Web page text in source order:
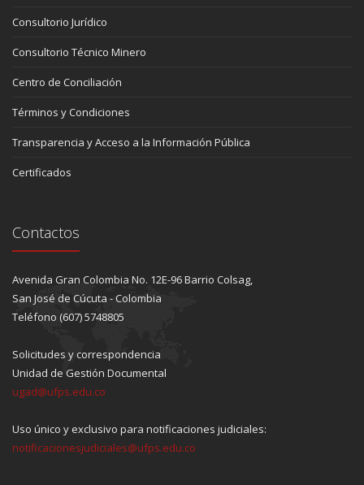
Consultorio Jurídico
Consultorio Técnico Minero
Centro de Conciliación
Términos y Condiciones
Transparencia y Acceso a la Información Pública
Certificados
Contactos
Avenida Gran Colombia No. 12E-96 Barrio Colsag,
San José de Cúcuta - Colombia
Teléfono (607) 5748805
Solicitudes y correspondencia
Unidad de Gestión Documental
ugad@ufps.edu.co
Uso único y exclusivo para notificaciones judiciales:
notificacionesjudiciales@ufps.edu.co